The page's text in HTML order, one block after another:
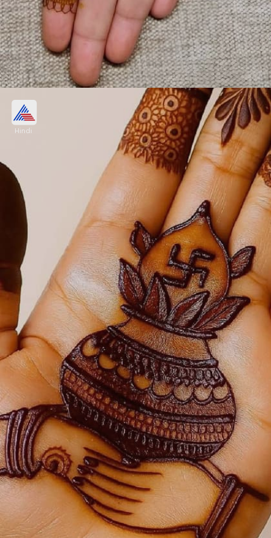
लोटस डिजाइन मेहंदी
कमल को लक्ष्मी जी का निवास स्थान माना गया है। सुहागन
महिलाएं वट सावित्री पूजा में इस डिजाइन की मेहंदी लगाकर सज
सकती हैं।
Image credits: PINTEREST
Hindi